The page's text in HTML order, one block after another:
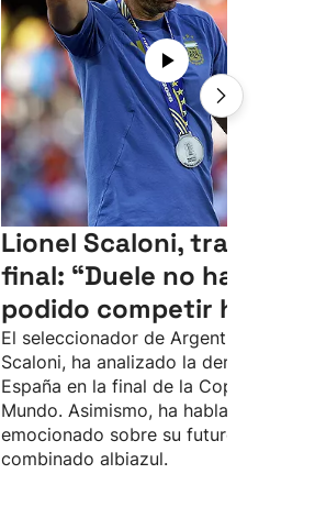
Lionel Scaloni, tras la
final: “Duele no haber
podido competir hoy”
El seleccionador de Argentina, Lionel
Scaloni, ha analizado la derrota ante
España en la final de la Copa del
Mundo. Asimismo, ha hablado
emocionado sobre su futuro en el
combinado albiazul.